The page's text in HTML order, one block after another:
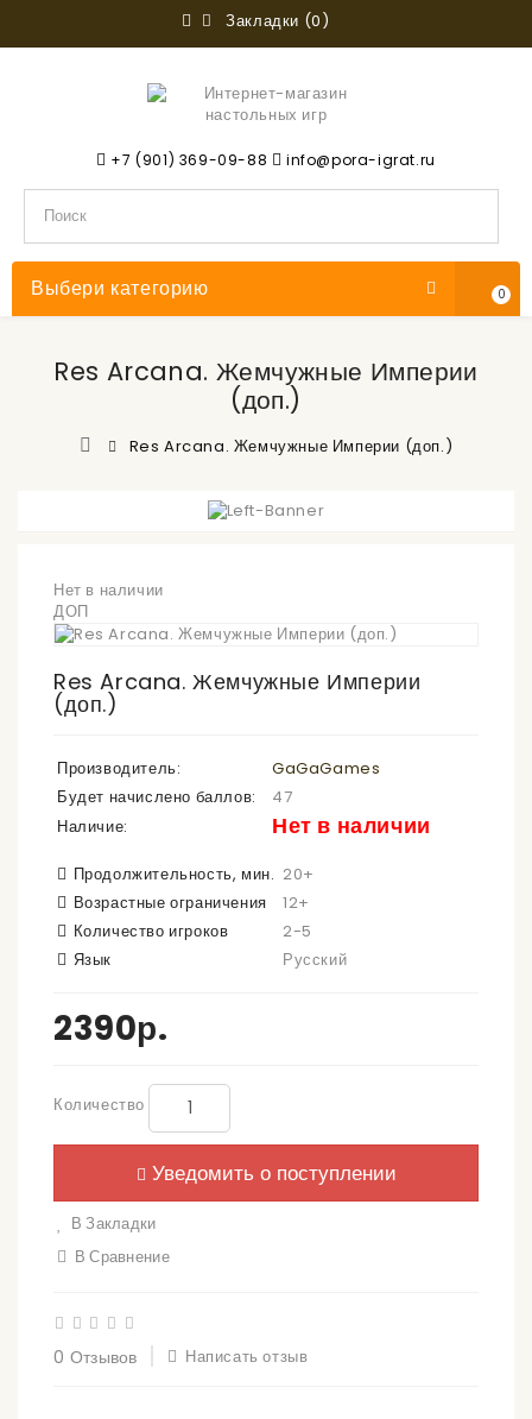
Закладки (0)
0
+7 (901) 369-09-88 info@pora-igrat.ru
Выбери категорию
Res Arcana. Жемчужные Империи
(доп.)
Res Arcana. Жемчужные Империи (доп.)
Нет в наличии
ДОП
Res Arcana. Жемчужные Империи
(доп.)
Производитель:
GaGaGames
Будет начислено баллов:
47
Наличие:
Нет в наличии
Продолжительность, мин. 20+
Возрастные ограничения
12+
Количество игроков
2-5
Язык
Русский
2390р.
Количество
Уведомить о поступлении
В Закладки
В Сравнение
0 Отзывов Написать отзыв